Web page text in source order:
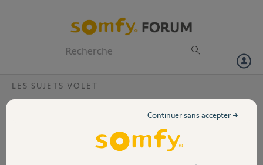
Volet
LES SUJETS VOLET
En mettant en route la boxe connexoon, j ai activé le boitier avant
enregistrer les produits. Pouvez vous m aider enregistrer mes
Continuer sans accepter →